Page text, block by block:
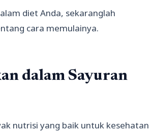
diet Anda, sekaranglah
cara memulainya.
dalam Sayuran
nutrisi yang baik untuk kesehatan